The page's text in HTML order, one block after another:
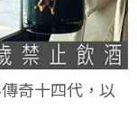
奇十四代，以